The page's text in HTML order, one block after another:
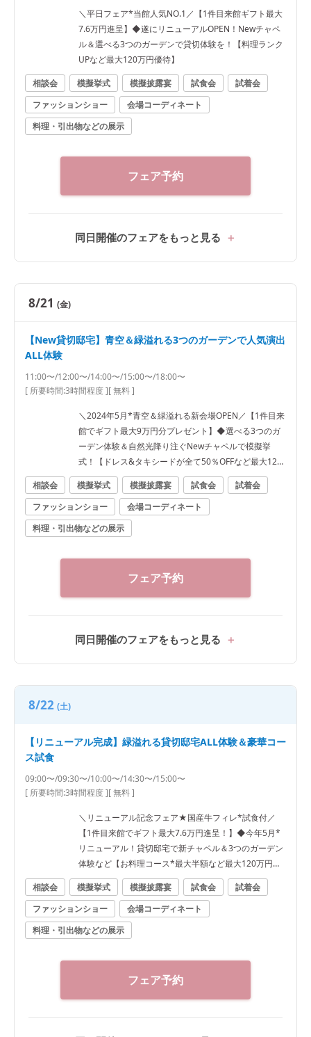
＼平日フェア*当館人気NO.1／【1件目来館ギフト最大
7.6万円進呈】◆遂にリニューアルOPEN！Newチャペ
ル＆選べる3つのガーデンで貸切体験を！【料理ランク
UPなど最大120万円優待】
相談会
模擬挙式 模擬披露宴 試食会
試着会
ファッションショー
会場コーディネート
料理・引出物などの展示
フェア予約
同日開催のフェアをもっと見る
8/21 (金)
【New貸切邸宅】青空＆緑溢れる3つのガーデンで人気演出
ALL体験
11:00〜/12:00〜/14:00〜/15:00〜/18:00〜
[ 所要時間:3時間程度][ 無料 ]
＼2024年5月*青空＆緑溢れる新会場OPEN／【1件目来
館でギフト最大9万円分プレゼント】◆選べる3つのガ
ーデン体験＆自然光降り注ぐNewチャペルで模擬挙
式！【ドレス&タキシードが全て50％OFFなど最大120
万円優待】
相談会 模擬挙式 模擬披露宴 試食会
試着会
ファッションショー
会場コーディネート
料理・引出物などの展示
フェア予約
同日開催のフェアをもっと見る
8/22 (土)
【リニューアル完成】緑溢れる貸切邸宅ALL体験＆豪華コー
ス試食
09:00〜/09:30〜/10:00〜/14:30〜/15:00〜
[ 所要時間:3時間程度][ 無料 ]
＼リニューアル記念フェア★国産牛フィレ*試食付／
【1件目来館でギフト最大7.6万円進呈！】◆今年5月*
リニューアル！貸切邸宅で新チャペル＆3つのガーデン
体験など【お料理コース*最大半額など最大120万円優
待】
相談会 模擬挙式 模擬披露宴 試食会
試着会
ファッションショー
会場コーディネート
料理・引出物などの展示
フェア予約